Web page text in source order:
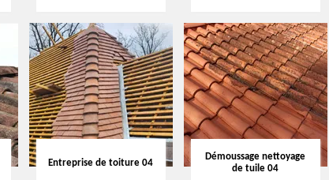
Entreprise de toiture 04
Démoussage nettoyage
de tuile 04